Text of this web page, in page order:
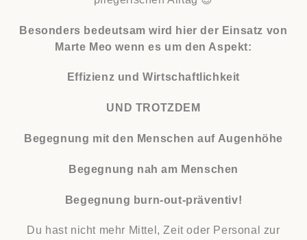
Besonders bedeutsam wird hier der Einsatz von
Marte Meo wenn es um den Aspekt:
Effizienz und Wirtschaftlichkeit
UND TROTZDEM
Begegnung mit den Menschen auf Augenhöhe
Begegnung nah am Menschen
Begegnung burn-out-präventiv!
Du hast nicht mehr Mittel, Zeit oder Personal zur